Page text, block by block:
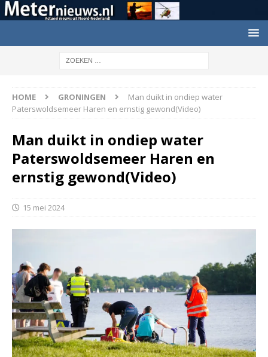
HOME GRONINGEN
Man duikt in ondiep water
Paterswoldsemeer Haren en ernstig gewond(Video)
Man duikt in ondiep water
Paterswoldsemeer Haren en
ernstig gewond(Video)
15 mei 2024